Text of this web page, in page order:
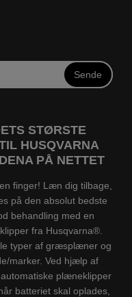
Sende
STØRSTE
HUSQVARNA
PÅ NETTET
finger! Læn dig tilbage,
på den absolut bedste
behandling med en
fra Husqvarna®.
typer af græsplæner og
marker. Ved hjælp af
plæneklipper
batteriet skal oplades,